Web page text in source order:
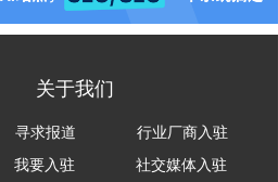
关于我们
寻求报道
行业厂商入驻
我要入驻
社交媒体入驻